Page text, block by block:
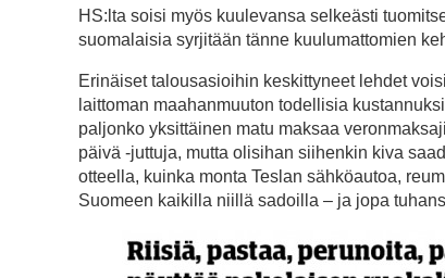
HS:lta soisi myös kuulevansa selkeästi
suomalaisia syrjitään tänne kuulumattomien
Erinäiset talousasioihin keskittyneet lehdet
laittoman maahanmuuton todellisia
paljonko yksittäinen matu maksaa
päivä -juttuja, mutta olisihan siihenkin kiva
otteella, kuinka monta Teslan sähköautoa,
Suomeen kaikilla niillä sadoilla – ja jopa